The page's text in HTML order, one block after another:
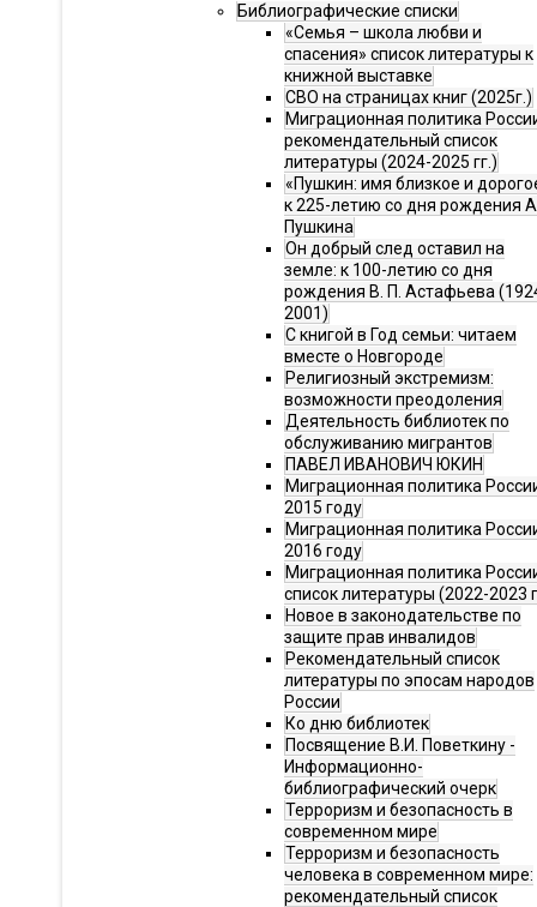
Библиографические списки
«Семья – школа любви и
спасения» список литературы к
книжной выставке
СВО на страницах книг (2025г.)
Миграционная политика
рекомендательный список
литературы (2024-2025 гг.)
«Пушкин: имя близкое и
к 225-летию со дня рождения
Пушкина
Он добрый след оставил на
земле: к 100-летию со дня
рождения В. П. Астафьева
2001)
С книгой в Год семьи: читаем
вместе о Новгороде
Религиозный экстремизм:
возможности преодоления
Деятельность библиотек по
обслуживанию мигрантов
ПАВЕЛ ИВАНОВИЧ ЮКИН
Миграционная политика
2015 году
Миграционная политика
2016 году
Миграционная политика
список литературы (2022-2023
Новое в законодательстве по
защите прав инвалидов
Рекомендательный список
литературы по эпосам народов
России
Ко дню библиотек
Посвящение В.И. Поветкину -
Информационно-
библиографический очерк
Терроризм и безопасность в
современном мире
Терроризм и безопасность
человека в современном мире:
рекомендательный список